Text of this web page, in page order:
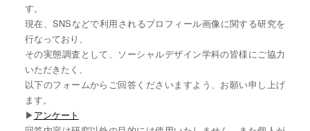
す。
現在、SNSなどで利用されるプロフィール画像に関する研究を
行なっており、
その実態調査として、ソーシャルデザイン学科の皆様にご協力
いただきたく、
以下のフォームからご回答くださいますよう、お願い申し上げ
ます。
▶︎アンケート